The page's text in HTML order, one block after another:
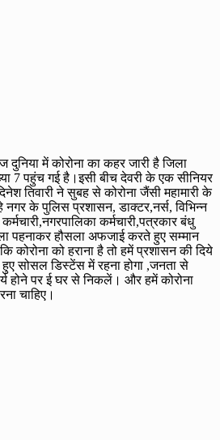
दुनिया में कोरोना का कहर जारी है जिला
7 पहुंच गई है।इसी बीच देवरी के एक सीनियर
तिवारी ने सुबह से कोरोना जैंसी महामारी के
नगर के पुलिस प्रशासन, डाक्टर,नर्स, विभिन्न
कर्मचारी,पत्रकार बंधु
पहनाकर हौसला अफजाई करते हुए सम्मान
कोरोना को हराना है तो हमें प्रशासन की दिये
सोसल डिस्टेंस में रहना होगा ,जनता से
होने पर ई घर से निकलें। और हमें कोरोना
चाहिए।